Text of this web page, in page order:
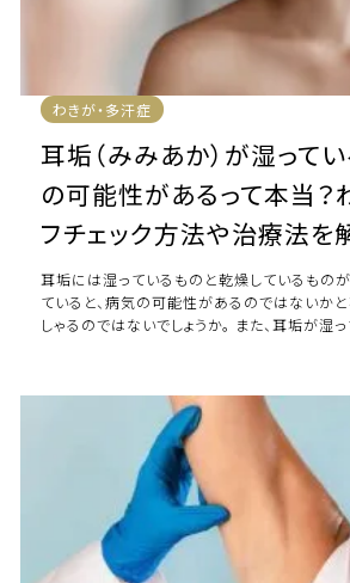
わきが・多汗症
耳垢（みみあか）が湿って
の可能性があるって本当？
フチェック方法や治療法を
耳垢には湿っているものと乾燥しているものが
ていると、病気の可能性があるのではないか
しゃるのではないでしょうか。 また、耳垢が湿